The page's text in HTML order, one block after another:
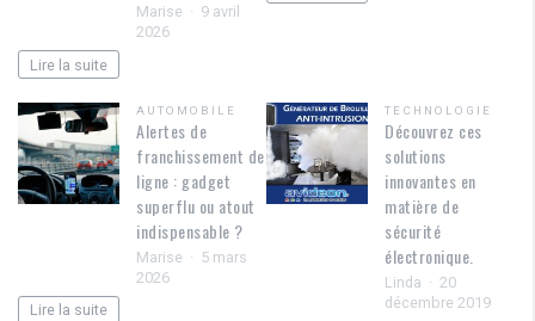
Marise
9 avril
2026
Lire la suite
AUTOMOBILE
Alertes de
franchissement de
ligne : gadget
superflu ou atout
indispensable ?
Marise
5 mars
2026
Lire la suite
TECHNOLOGIE
Découvrez ces
solutions
innovantes en
matière de
sécurité
électronique.
Linda
20
décembre 2019